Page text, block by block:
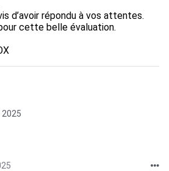
d’avoir répondu à vos attentes.
cette belle évaluation.
2025